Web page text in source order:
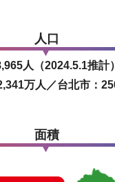
人口
人（2024.5.1推計）
万人／台北市：
面積